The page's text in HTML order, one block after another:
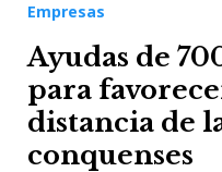
Empresas
Ayudas de
para
distancia de
conquenses